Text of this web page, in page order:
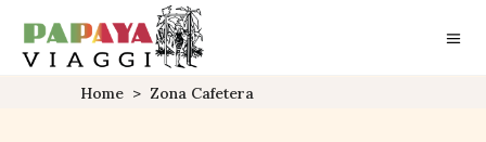
Home > Zona Cafetera